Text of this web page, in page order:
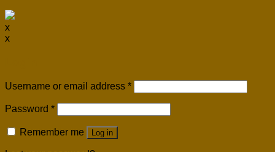
x
x
Username or email address *
Password *
Remember me Log in